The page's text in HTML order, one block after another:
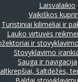
Laisvalaikio
Vaikiškos
Turistiniai kilimėliai ir
Lauko virtuvės
ir
Stovyklavimo
Sauga ir navigacija
šaltdėžės,
Baldai